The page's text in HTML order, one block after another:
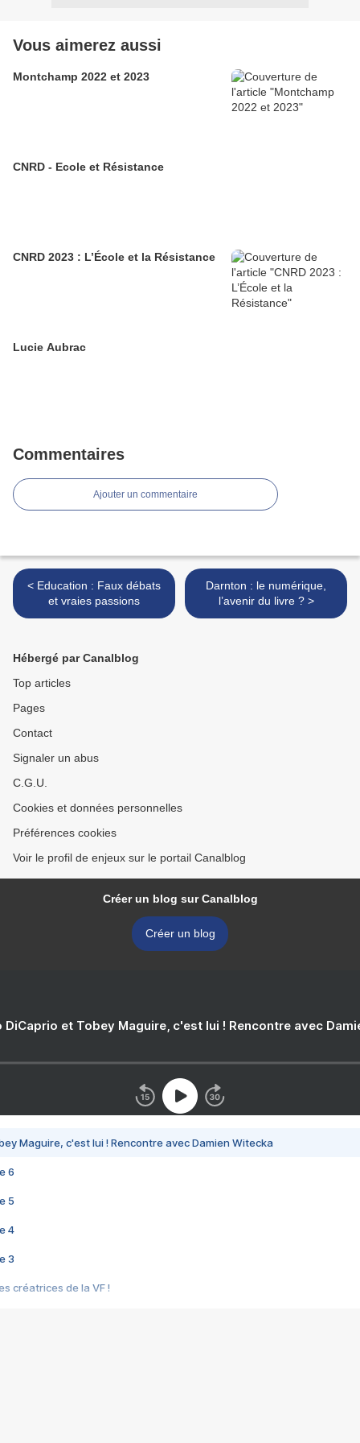
Vous aimerez aussi
Montchamp 2022 et 2023
CNRD - Ecole et Résistance
CNRD 2023 : L’École et la Résistance
Lucie Aubrac
Commentaires
Ajouter un commentaire
< Education : Faux débats
et vraies passions
Darnton : le numérique,
l’avenir du livre ? >
Hébergé par Canalblog
Top articles
Pages
Contact
Signaler un abus
C.G.U.
Cookies et données personnelles
Préférences cookies
Voir le profil de enjeux sur le portail Canalblog
Créer un blog sur Canalblog
Créer un blog
DiCaprio et Tobey Maguire, c'est lui ! Rencontre avec
Maguire, c'est lui ! Rencontre avec Damien Witecka
6
5
4
3
créatrices de la VF !